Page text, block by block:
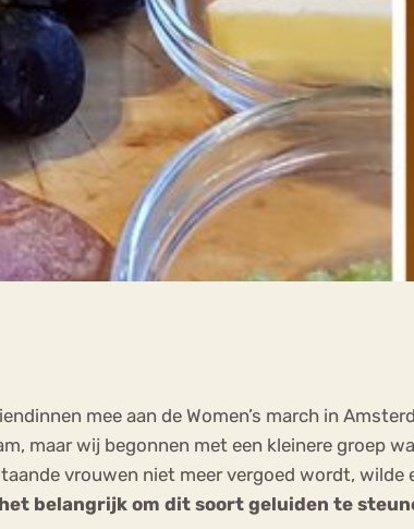
mee aan de Women’s march in
maar wij begonnen met een kleinere groep
vrouwen niet meer vergoed wordt,
belangrijk om dit soort geluiden te